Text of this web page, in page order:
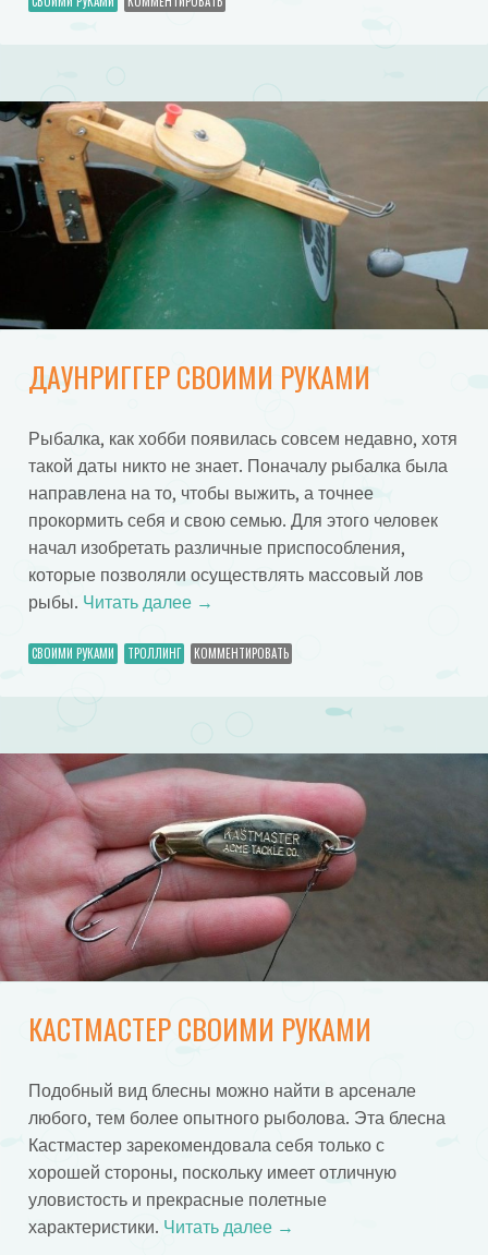
ДАУНРИГГЕР СВОИМИ РУКАМИ
Рыбалка, как хобби появилась совсем недавно, хотя
такой даты никто не знает. Поначалу рыбалка была
направлена на то, чтобы выжить, а точнее
прокормить себя и свою семью. Для этого человек
начал изобретать различные приспособления,
которые позволяли осуществлять массовый лов
рыбы. Читать далее →
СВОИМИ РУКАМИ ТРОЛЛИНГ КОММЕНТИРОВАТЬ
КАСТМАСТЕР СВОИМИ РУКАМИ
Подобный вид блесны можно найти в арсенале
любого, тем более опытного рыболова. Эта блесна
Кастмастер зарекомендовала себя только с
хорошей стороны, поскольку имеет отличную
уловистость и прекрасные полетные
характеристики. Читать далее →